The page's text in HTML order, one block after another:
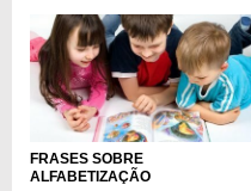
FRASES SOBRE
ALFABETIZAÇÃO